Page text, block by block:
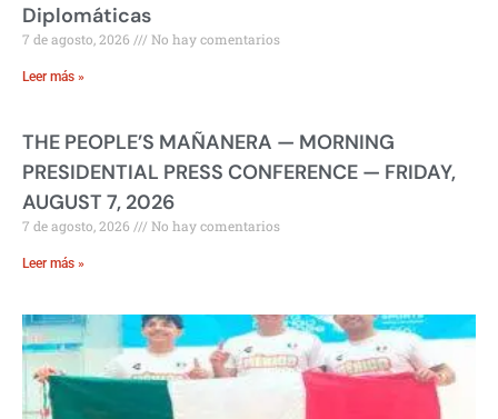
Diplomáticas
7 de agosto, 2026 No hay comentarios
Leer más »
THE PEOPLE’S MAÑANERA — MORNING
PRESIDENTIAL PRESS CONFERENCE — FRIDAY,
AUGUST 7, 2026
7 de agosto, 2026 No hay comentarios
Leer más »